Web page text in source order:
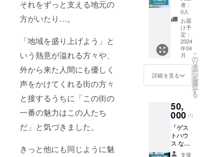
それをずっと支える地元の
方がいたり…。
「地域を盛り上げよう」と
いう熱意が溢れる方々や、
外から来た人間にも優しく
声をかけてくれる街の方々
と接するうちに「この街の
一番の魅力はこの人たち
だ」と気づきました。
きっと他にも同じように魅
よる複
数名で
のご宿
泊はで
きませ
ん。 繁
忙期な
ど宿泊
要望に
沿えな
いま
す。あ
らかじ
めご了
承くだ
さい。
有効期
方法な
どは別
途ご連
絡させ
て頂き
ます。
繁忙期
など宿
泊日の
ご要望
ざいま
す。あ
らかじ
めご了
承くだ
さい。
有効期
り2名様
までご
宿泊で
きま
す。ま
た、ご
宿泊の
お客様
には
「お総
で朝食
をご用
意しま
す。
（通常
はオプ
ショ
泊2日で
ご宿泊
できる
宿泊券
を5枚ご
提供し
ます。
連泊や
複数枚
の同時
利用も
対応で
合があ
ります
のでご
相談く
ださ
い。 1
枚あた
者：
0人
お届
け予
定：
2024
年04
月
詳細を見る
こ
の
リ
タ
ー
ン
を
選
択
す
る
50,
000 円
「ゲス
トハウ
ス な
ぎ」に1
支援